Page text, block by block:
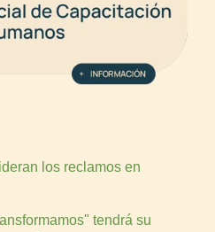
los reclamos en
tendrá su